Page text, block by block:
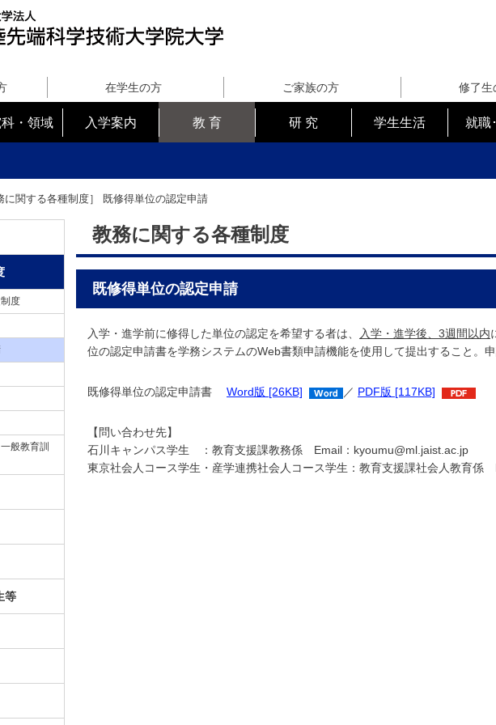
在学生の方 ご家族の方 修了生
・領域 入学案内 教 育 研 究 学生生活 就職
に関する各種制度］ 既修得単位の認定申請
度
般教育訓
等
教務に関する各種制度
既修得単位の認定申請
入学・進学前に修得した単位の認定を希望する者は、 入学・進学後、3週間以内
位の認定申請書を学務システムのWeb書類申請機能を使用して提出すること。
既修得単位の認定申請書 Word版 [26KB] ／ PDF版 [117KB]
【問い合わせ先】
石川キャンパス学生 ：教育支援課教務係 Email：kyoumu@ml.jaist.ac.jp
東京社会人コース学生・産学連携社会人コース学生：教育支援課社会人教育